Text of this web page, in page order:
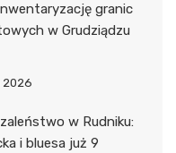
granic
w Grudziądzu
2026
w Rudniku:
i bluesa już 9